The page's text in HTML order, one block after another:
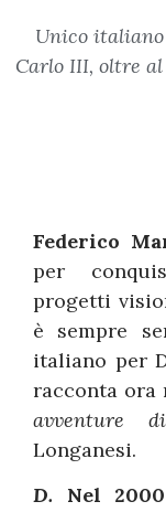
Unico italiano
Carlo III, oltre al
Federico
per
progetti
è sempre
italiano per
racconta ora
avventure
Longanesi.
D. Nel